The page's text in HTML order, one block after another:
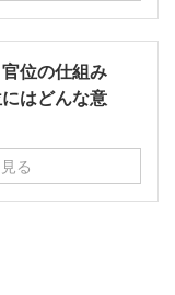
位の仕組み
はどんな意
る